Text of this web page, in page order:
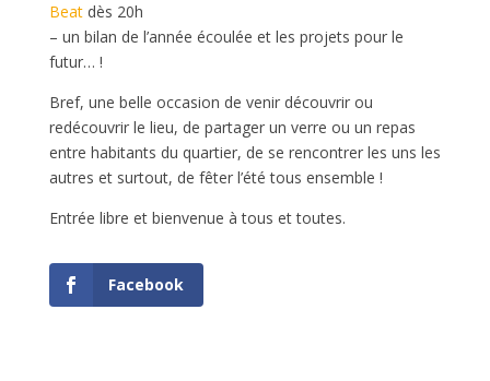
Beatdès 20h
– un bilan de l’année écoulée et les projets pour le
futur… !
Bref, une belle occasion de venir découvrir ou
redécouvrir le lieu, de partager un verre ou un repas
entre habitants du quartier, de se rencontrer les uns les
autres et surtout, de fêter l’été tous ensemble !
Entrée libre et bienvenue à tous et toutes.
Facebook